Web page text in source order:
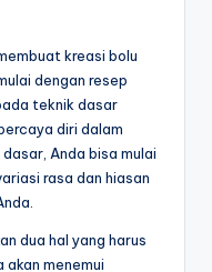
kreasi bolu
dengan resep
teknik dasar
diri dalam
Anda bisa mulai
rasa dan hiasan
dua hal yang harus
akan menemui